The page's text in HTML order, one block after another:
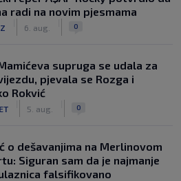
radi na novim pjesmama
6. aug. 0
supruga se udala za
pjevala se Rozga i
Rokvić
5. aug. 0
o dešavanjima na Merlinovom
Siguran sam da je najmanje
falsifikovano